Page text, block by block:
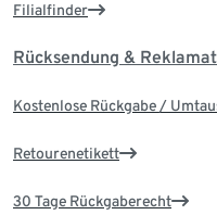
Filialfinder
Rücksendung &
Kostenlose Rückgabe /
Retourenetikett
30 Tage Rückgaberecht